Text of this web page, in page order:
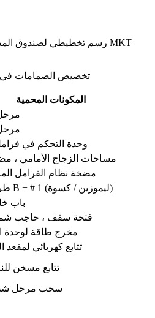
تخصيص الصمامات في حجرة
المكونات المحمية
وحدة التحكم في
مساحات الزجاج الأمامي ،
مضخة نظام الفرامل
طريق الوصول B + # 1 (ليموزين / كسوة)
باب
فتحة سقف ، حاجب
مخرج طاقة لوحدة
تتابع كهربائي
تتابع مسخن
سحب مرحل